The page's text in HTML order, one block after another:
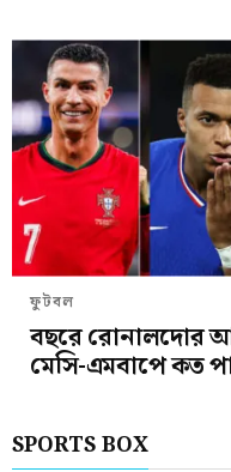
ফুটবল
বছরে রোনালদোর
মেসি-এমবাপে কত
SPORTS BOX